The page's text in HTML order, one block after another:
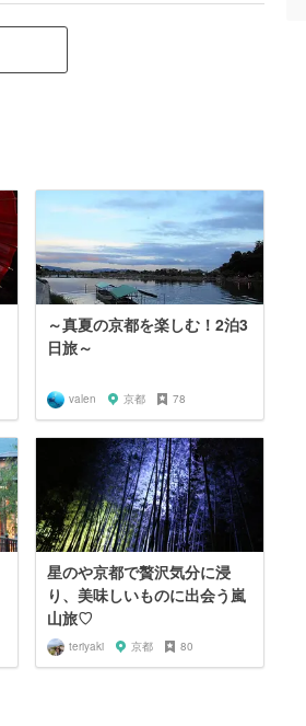
～真夏の京都を楽しむ！2泊3
日旅～
valen 京都 78
星のや京都で贅沢気分に浸
り、美味しいものに出会う嵐
山旅♡
teriyaki 京都 80